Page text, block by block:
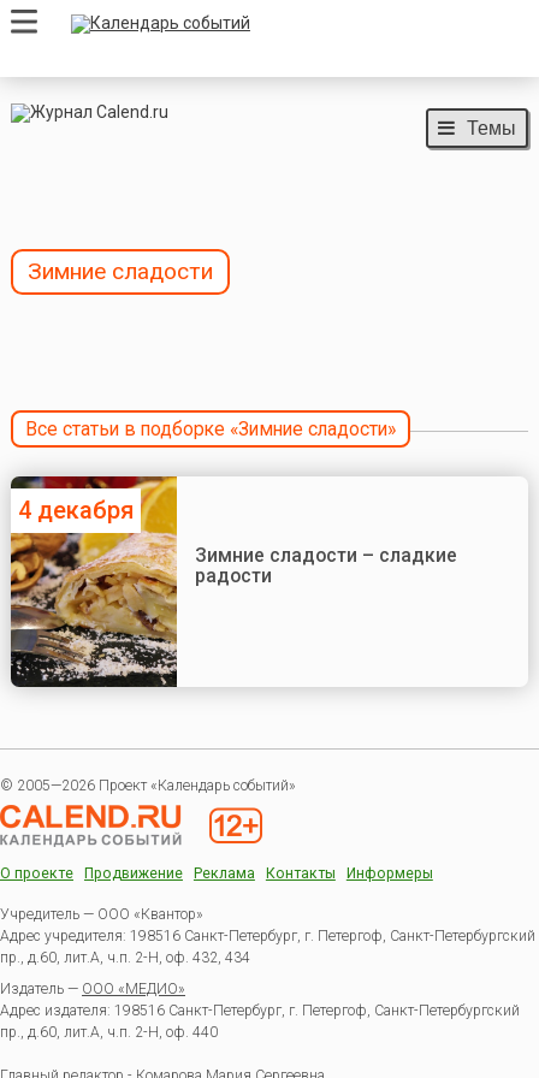
Темы
Зимние сладости
Все статьи в подборке «Зимние сладости»
4 декабря
Зимние сладости – сладкие
радости
© 2005—2026 Проект «Календарь событий»
О проекте Продвижение Реклама Контакты Информеры
Учредитель — ООО «Квантор»
Адрес учредителя: 198516 Санкт-Петербург, г. Петергоф, Санкт-Петербургский
пр., д.60, лит.А, ч.п. 2-Н, оф. 432, 434
Издатель — ООО «МЕДИО»
Адрес издателя: 198516 Санкт-Петербург, г. Петергоф, Санкт-Петербургский
пр., д.60, лит.А, ч.п. 2-Н, оф. 440